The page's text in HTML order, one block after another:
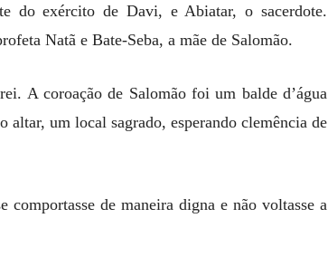
do exército de Davi, e Abiatar, o sacerdote.
Natã e Bate-Seba, a mãe de Salomão.
A coroação de Salomão foi um balde d’água
altar, um local sagrado, esperando clemência de
de maneira digna e não voltasse a